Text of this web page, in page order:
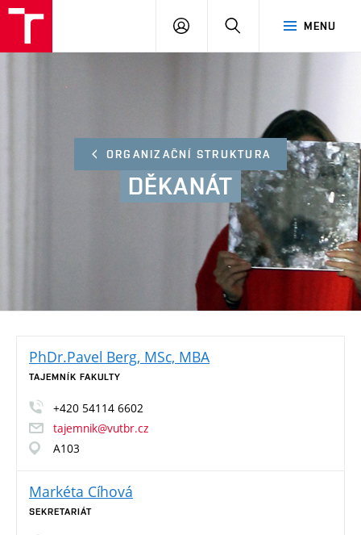
MENU
PŘIHLÁSIT
ORGANIZAČNÍ STRUKTURA
DĚKANÁT
PhDr.Pavel Berg, MSc, MBA
TAJEMNÍK FAKULTY
+420 54114 6602
tajemnik@vutbr.cz
A103
Markéta Cíhová
SEKRETARIÁT